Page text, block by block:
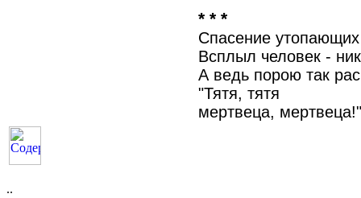
* * *
Спасение
Всплыл человек -
А ведь порою так
"Тятя, тятя
мертвеца, мертвеца!"
..